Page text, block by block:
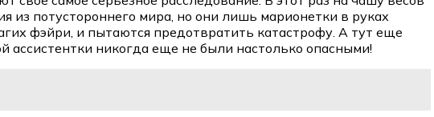
потустороннего мира, но они лишь марионетки в руках
фэйри, и пытаются предотвратить катастрофу. А тут еще
ассистентки никогда еще не были настолько опасными!